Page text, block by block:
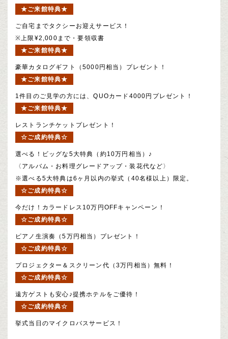
★ご来館特典★
ご自宅までタクシーお迎えサービス！
※上限¥2,000まで・要領収書
★ご来館特典★
豪華カタログギフト（5000円相当）プレゼント！
★ご来館特典★
1件目のご見学の方には、QUOカード4000円プレゼント！
★ご来館特典★
レストランチケットプレゼント！
☆ご成約特典☆
選べる！ビッグな5大特典（約10万円相当）♪
〈アルバム・お料理グレードアップ・装花代など〉
※選べる5大特典は6ヶ月以内の挙式（40名様以上）限定。
☆ご成約特典☆
今だけ！カラードレス10万円OFFキャンペーン！
☆ご成約特典☆
ピアノ生演奏（5万円相当）プレゼント！
☆ご成約特典☆
プロジェクター＆スクリーン代（3万円相当）無料！
☆ご成約特典☆
遠方ゲストも安心♪提携ホテルをご優待！
☆ご成約特典☆
挙式当日のマイクロバスサービス！